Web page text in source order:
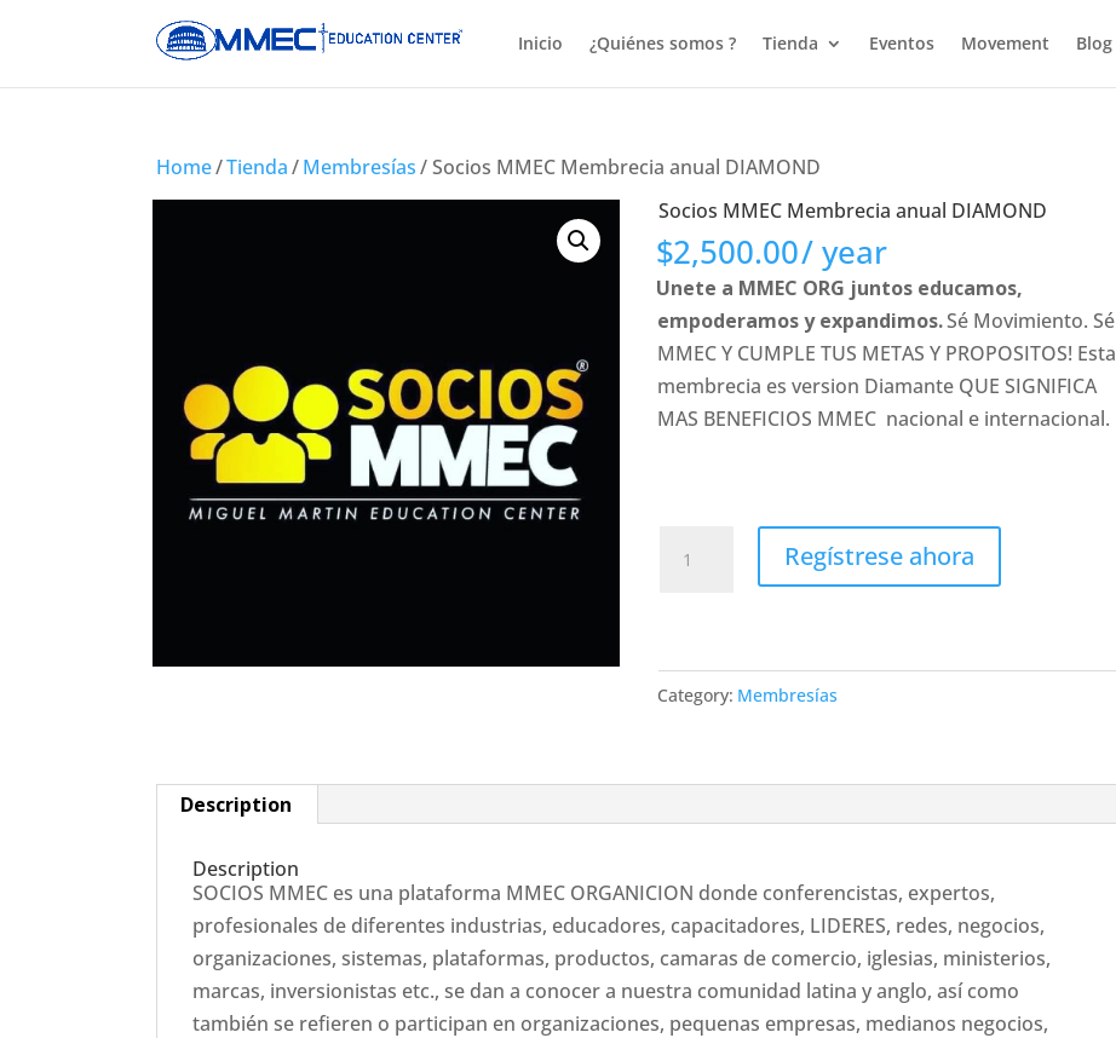
Inicio ¿Quiénes somos ? Tienda Eventos Movement Blog
Home/Tienda/Membresías/ Socios MMEC Membrecia anual DIAMOND
Socios MMEC Membrecia anual DIAMOND
$2,500.00/ year
Unete a MMEC ORG juntos educamos,
empoderamos y expandimos.Sé Movimiento. Sé
MMEC Y CUMPLE TUS METAS Y PROPOSITOS! Esta
membrecia es version Diamante QUE SIGNIFICA
MAS BENEFICIOS MMEC nacional e internacional.
MMEC
DIAMOND
quantity
Regístrese ahora
Category:Membresías
Description
Description
SOCIOS MMEC es una plataforma MMEC ORGANICION donde conferencistas, expertos,
profesionales de diferentes industrias, educadores, capacitadores, LIDERES, redes, negocios,
organizaciones, sistemas, plataformas, productos, camaras de comercio, iglesias, ministerios,
marcas, inversionistas etc., se dan a conocer a nuestra comunidad latina y anglo, así como
también se refieren o participan en organizaciones, pequenas empresas, medianos negocios,